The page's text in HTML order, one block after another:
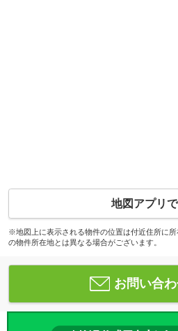
地図アプリで
※地図上に表示される物件の位置は付近住所に
の物件所在地とは異なる場合がございます。
お問い合